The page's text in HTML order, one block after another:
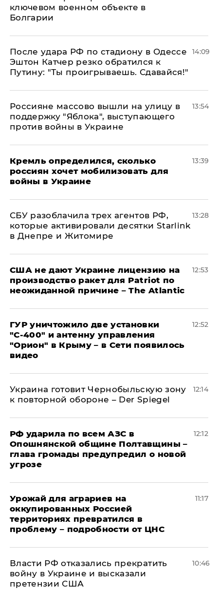
ключевом военном объекте в
Болгарии
После удара РФ по стадиону в Одессе
Эштон Катчер резко обратился к
Путину: "Ты проигрываешь. Сдавайся!"
14:09
Россияне массово вышли на улицу в
поддержку "Яблока", выступающего
против войны в Украине
13:54
Кремль определился, сколько
россиян хочет мобилизовать для
войны в Украине
13:39
СБУ разоблачила трех агентов РФ,
которые активировали десятки Starlink
в Днепре и Житомире
13:28
США не дают Украине лицензию на
производство ракет для Patriot по
неожиданной причине – The Atlantic
12:53
ГУР уничтожило две установки
"С‑400" и антенну управления
"Орион" в Крыму – в Сети появилось
видео
12:52
Украина готовит Чернобыльскую зону
к повторной обороне – Der Spiegel
12:14
РФ ударила по всем АЗС в
Опошнянской общине Полтавщины –
глава громады предупредил о новой
угрозе
12:12
Урожай для аграриев на
оккупированных Россией
территориях превратился в
проблему – подробности от ЦНС
11:17
Власти РФ отказались прекратить
войну в Украине и высказали
претензии США
10:46